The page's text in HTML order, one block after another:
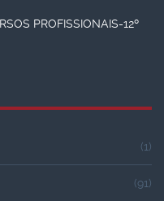
PROFISSIONAIS-12º
(1)
(91)